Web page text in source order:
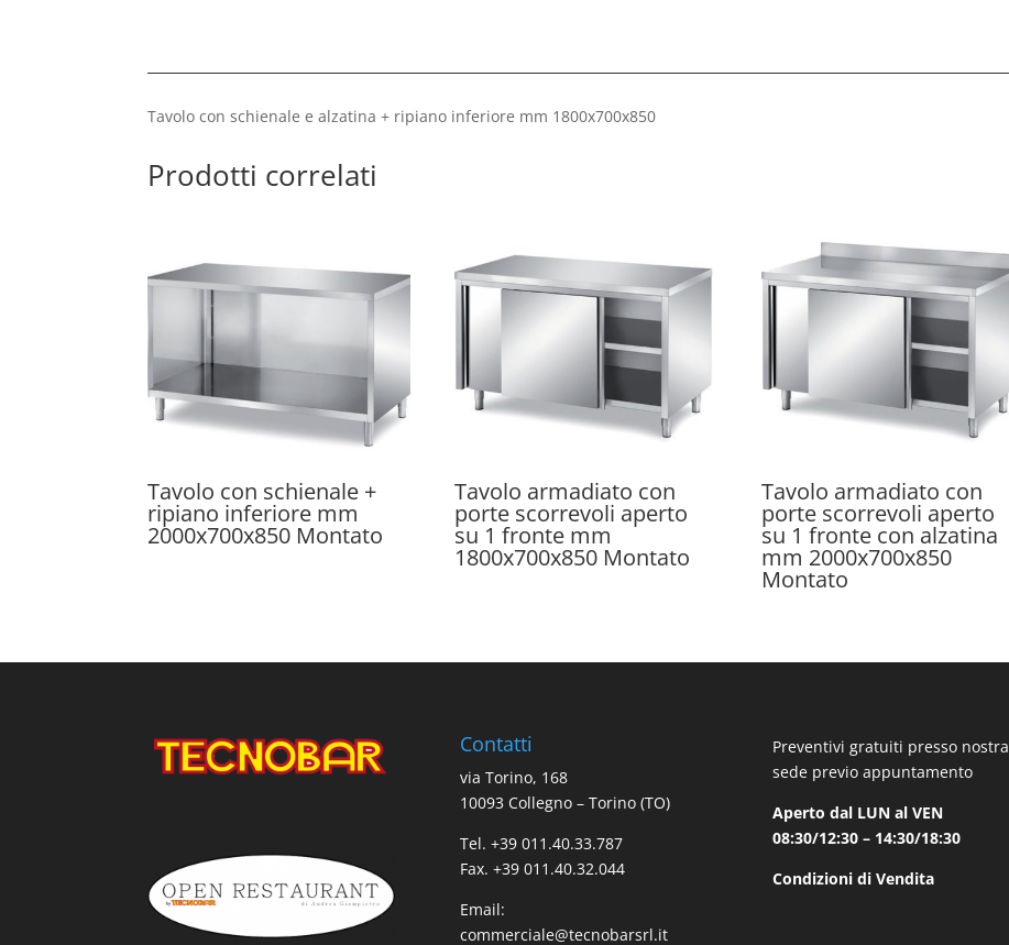
Tavolo con schienale e alzatina + ripiano inferiore mm 1800x700x850
Prodotti correlati
Tavolo con schienale +
ripiano inferiore mm
2000x700x850 Montato
Tavolo armadiato con
porte scorrevoli aperto
su 1 fronte mm
1800x700x850 Montato
Tavolo armadiato con
porte scorrevoli aperto
su 1 fronte con alzatina
mm 2000x700x850
Montato
Contatti
via Torino, 168
10093 Collegno – Torino (TO)
Tel. +39 011.40.33.787
Fax. +39 011.40.32.044
Email:
commerciale@tecnobarsrl.it
Preventivi gratuiti presso nostra
sede previo appuntamento
Aperto dal LUN al VEN
08:30/12:30 – 14:30/18:30
Condizioni di Vendita